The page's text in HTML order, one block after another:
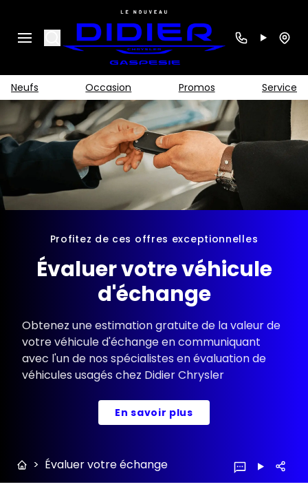
Search
Neufs Occasion Promos Service
Profitez de ces offres exceptionnelles
Évaluer votre véhicule
d'échange
Obtenez une estimation gratuite de la valeur de
votre véhicule d'échange en communiquant
avec l'un de nos spécialistes en évaluation de
véhicules usagés chez Didier Chrysler
En savoir plus
> Évaluer votre échange